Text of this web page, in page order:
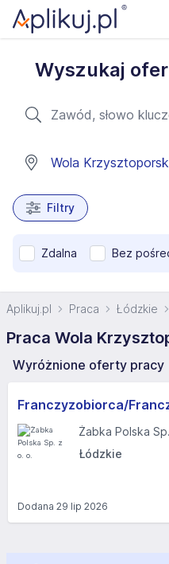
Wyszukaj
Filtry
Zdalna Bez
Aplikuj.pl Praca Łódzkie
Praca Wola
Wyróżnione oferty pracy
Żabka Polska
Łódzkie
Dodana 29 lip 2026